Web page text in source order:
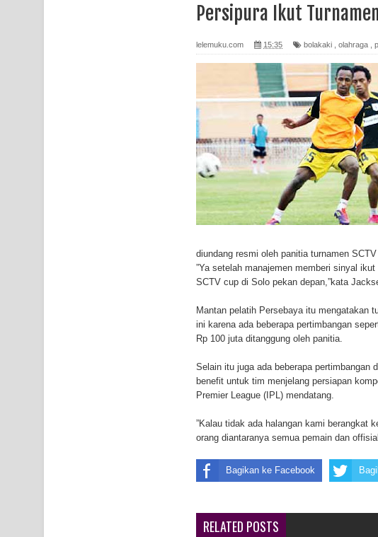
Lima Rumah Pribadi Terbakar Di Hamadi Jayapura Selatan
Gempa M3,3 Guncang Nabire, BMKG Imbau Waspada Susulan
Mama-Mama Pasar Lama Sentani Protes Tumpukan Sampah
Polres Jayapura Terima Laporan Hilangnya Agustina Ester
Marthen Medlama Sebut Pemprov Papua Siapkan 1000 Kuota
BRI Region 18 Jayapura Salurkan Bantuan CSR untuk RS
Indonesia Turns Remote Papua Frontier into National Food Belt
Mentan Tinjau Program Cetak Sawah dan Penanaman Padi di
Papuan Artisans Take Center Stage at Indonesia's National
Air Terjun Memti Pesona Tersembunyi di Kabupaten
Persipura Ikut Turnamen
lelemuku.com 15:35 bolakaki olahraga
diundang resmi oleh panitia turnamen
”Ya setelah manajemen memberi sinyal
SCTV cup di Solo pekan depan,”kata
Mantan pelatih Persebaya itu mengatakan
ini karena ada beberapa pertimbangan
Rp 100 juta ditanggung oleh panitia.
Selain itu juga ada beberapa pertimbangan
benefit untuk tim menjelang persiapan
Premier League (IPL) mendatang.
”Kalau tidak ada halangan kami berangkat
orang diantaranya semua pemain dan
Bagikan ke Facebook
RELATED POSTS